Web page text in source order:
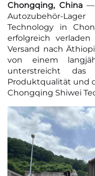
Chongqing, China—
Autozubehör-
Technology in
erfolgreich
Versand nach
von einem
unterstreicht
Produktqualität und
Chongqing Shiwei